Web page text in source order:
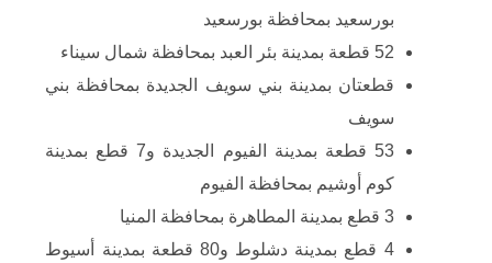
بورسعيد بمحافظة بورسعيد
52 قطعة بمدينة بئر العبد بمحافظة شمال سيناء
قطعتان بمدينة بني سويف الجديدة بمحافظة بني
سويف
53 قطعة بمدينة الفيوم الجديدة و7 قطع بمدينة
كوم أوشيم بمحافظة الفيوم
3 قطع بمدينة المطاهرة بمحافظة المنيا
4 قطع بمدينة دشلوط و80 قطعة بمدينة أسيوط